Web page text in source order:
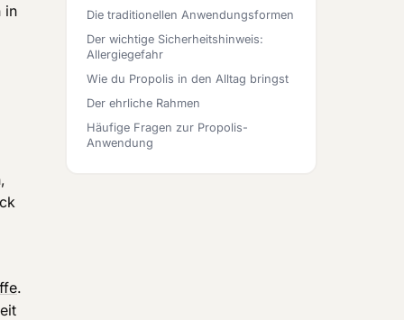
in
.
Die traditionellen Anwendungsformen
Der wichtige Sicherheitshinweis:
Allergiegefahr
Wie du Propolis in den Alltag bringst
Der ehrliche Rahmen
Häufige Fragen zur Propolis-
Anwendung